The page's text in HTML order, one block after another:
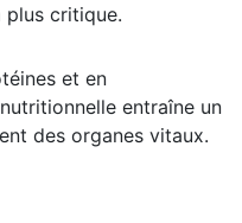
plus critique.
et en
entraîne un
des organes vitaux.